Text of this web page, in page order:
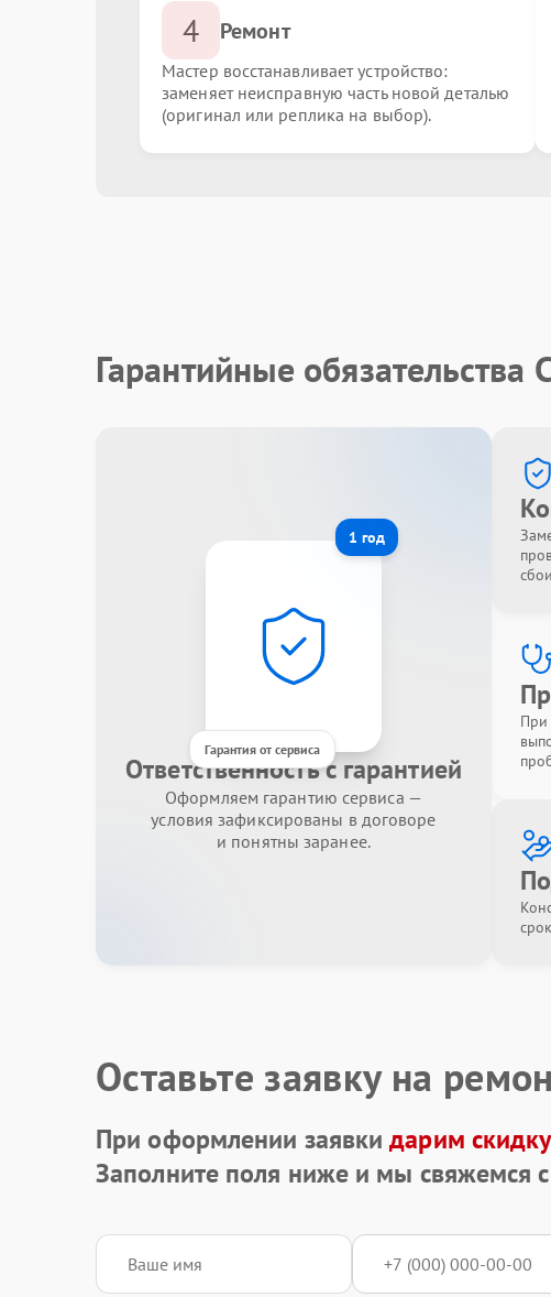
4 Ремонт
Мастер восстанавливает устройство:
заменяет неисправную часть новой деталью
(оригинал или реплика на выбор).
Гарантийные обязательства
1 год
Гарантия от сервиса
Ответственность с гарантией
Оформляем гарантию сервиса —
условия зафиксированы в договоре
и понятны заранее.
При
Оставьте заявку на
При оформлении заявкидарим
Заполните поля ниже и мы свяжемся